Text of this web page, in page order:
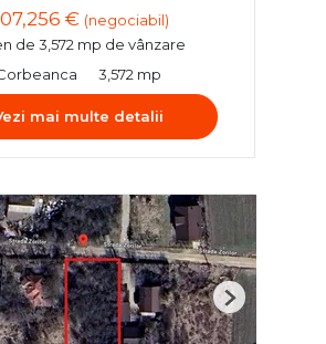
€ (negociabil)
de 3,572 mp de vânzare
3,572 mp
mai multe detalii
Next